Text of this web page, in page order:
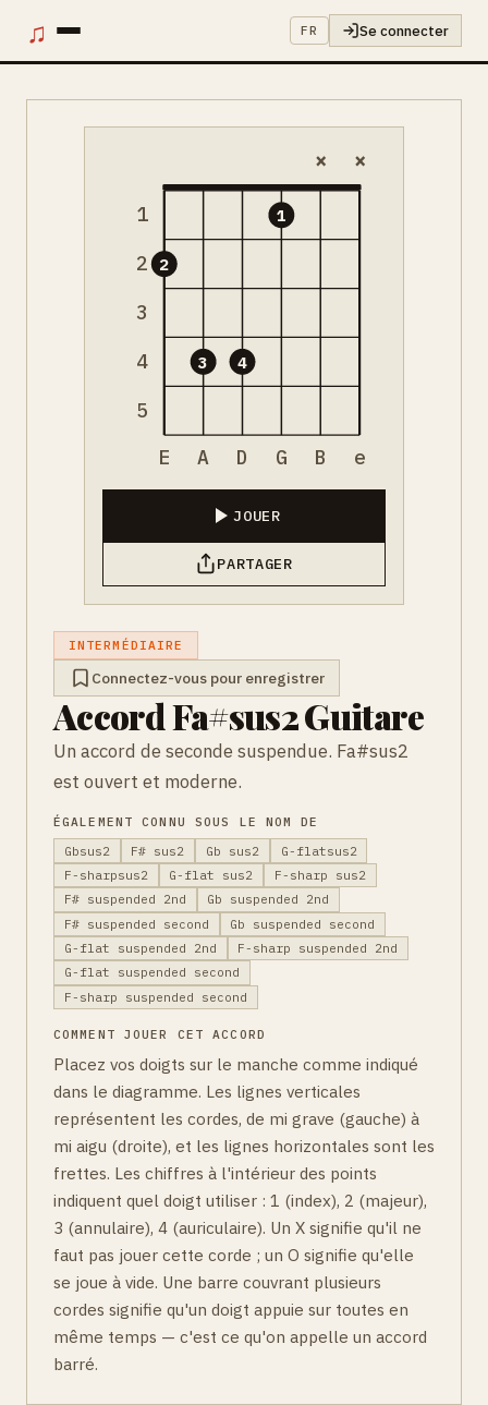
♫ FR Se connecter
1
2
3
4
5
× ×
2
3 4
1
E A D G B e
JOUER
PARTAGER
INTERMÉDIAIRE
Connectez-vous pour enregistrer
Accord Fa#sus2 Guitare
Un accord de seconde suspendue. Fa#sus2
est ouvert et moderne.
ÉGALEMENT CONNU SOUS LE NOM DE
Gbsus2
F# sus2 Gb sus2
G-flatsus2
F-sharpsus2
G-flat sus2
F-sharp sus2
F# suspended 2nd
Gb suspended 2nd
F# suspended second
Gb suspended second
G-flat suspended 2nd
F-sharp suspended 2nd
G-flat suspended second
F-sharp suspended second
COMMENT JOUER CET ACCORD
Placez vos doigts sur le manche comme indiqué
dans le diagramme. Les lignes verticales
représentent les cordes, de mi grave (gauche) à
mi aigu (droite), et les lignes horizontales sont les
frettes. Les chiffres à l'intérieur des points
indiquent quel doigt utiliser : 1 (index), 2 (majeur),
3 (annulaire), 4 (auriculaire). Un X signifie qu'il ne
faut pas jouer cette corde ; un O signifie qu'elle
se joue à vide. Une barre couvrant plusieurs
cordes signifie qu'un doigt appuie sur toutes en
même temps — c'est ce qu'on appelle un accord
barré.